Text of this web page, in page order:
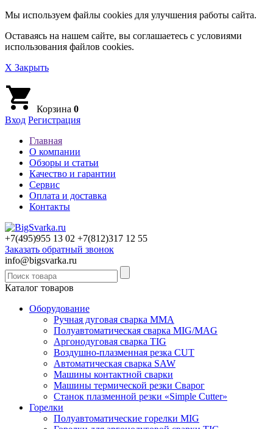
Мы используем файлы cookies для улучшения работы сайта.
Оставаясь на нашем сайте, вы соглашаетесь с условиями
использования файлов cookies.
X Закрыть
Корзина 0
Вход Регистрация
Главная
О компании
Обзоры и статьи
Качество и гарантии
Сервис
Оплата и доставка
Контакты
+7(495)955 13 02 +7(812)317 12 55
Заказать обратный звонок
info@bigsvarka.ru
Каталог товаров
Оборудование
Ручная дуговая сварка ММА
Полуавтоматическая сварка MIG/MAG
Аргонодуговая сварка TIG
Воздушно-плазменная резка CUT
Автоматическая сварка SAW
Машины контактной сварки
Машины термической резки Сварог
Станок плазменной резки «Simple Cutter»
Горелки
Полуавтоматические горелки MIG